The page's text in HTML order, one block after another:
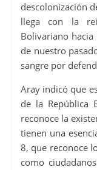
descolonización
llega con la
Bolivariano
de nuestro
sangre por
Aray indicó que
de la República
reconoce la
tienen una
8, que reconoce
como